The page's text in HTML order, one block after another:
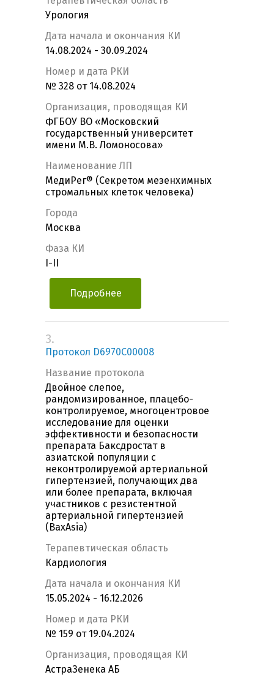
Урология
Дата начала и окончания КИ
14.08.2024 - 30.09.2024
Номер и дата РКИ
№ 328 от 14.08.2024
Организация, проводящая КИ
ФГБОУ ВО «Московский
государственный университет
имени М.В. Ломоносова»
Наименование ЛП
МедиРег® (Секретом мезенхимных
стромальных клеток человека)
Города
Москва
Фаза КИ
I-II
Подробнее
3.
Протокол D6970C00008
Название протокола
Двойное слепое,
рандомизированное, плацебо-
контролируемое, многоцентровое
исследование для оценки
эффективности и безопасности
препарата Баксдростат в
азиатской популяции с
неконтролируемой артериальной
гипертензией, получающих два
или более препарата, включая
участников с резистентной
артериальной гипертензией
(BaxAsia)
Терапевтическая область
Кардиология
Дата начала и окончания КИ
15.05.2024 - 16.12.2026
Номер и дата РКИ
№ 159 от 19.04.2024
Организация, проводящая КИ
АстраЗенека АБ